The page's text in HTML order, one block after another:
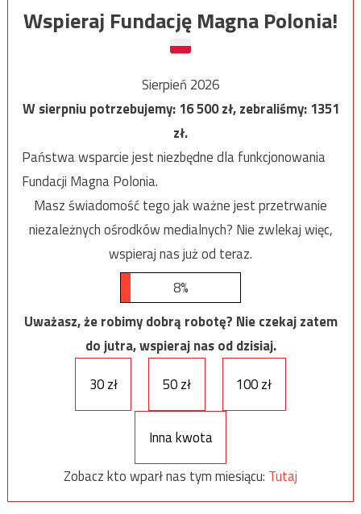
Wspieraj Fundację Magna Polonia!
Sierpień 2026
W sierpniu potrzebujemy:16 500zł, zebraliśmy:1351
zł.
Państwa wsparcie jest niezbędne dla funkcjonowania
Fundacji Magna Polonia.
Masz świadomość tego jak ważne jest przetrwanie
niezależnych ośrodków medialnych? Nie zwlekaj więc,
wspieraj nas już od teraz.
8%
Uważasz, że robimy dobrą robotę? Nie czekaj zatem
do jutra, wspieraj nas od dzisiaj.
30 zł
50 zł 100 zł
Inna kwota
Zobacz kto wparł nas tym miesiącu: Tutaj